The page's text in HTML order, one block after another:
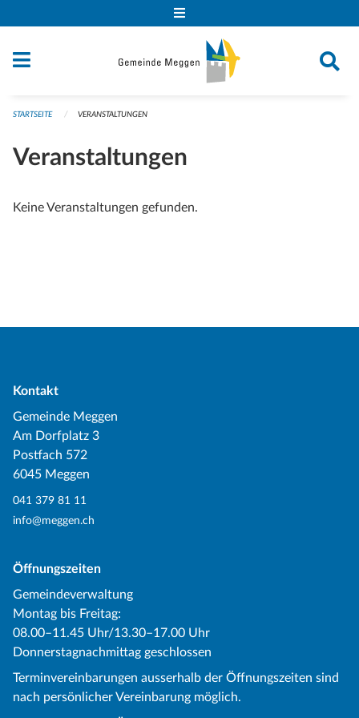
STARTSEITE VERANSTALTUNGEN
Veranstaltungen
Keine Veranstaltungen gefunden.
Kontakt
Gemeinde Meggen
Am Dorfplatz 3
Postfach 572
6045 Meggen
041 379 81 11
info@meggen.ch
Öffnungszeiten
Gemeindeverwaltung
Montag bis Freitag:
08.00–11.45 Uhr/13.30–17.00 Uhr
Donnerstagnachmittag geschlossen
Terminvereinbarungen ausserhalb der Öffnungszeiten sind
nach persönlicher Vereinbarung möglich.